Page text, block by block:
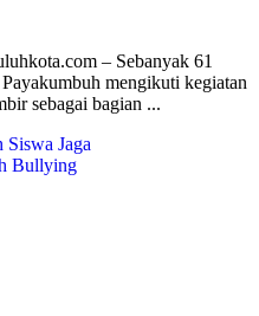
– Sebanyak 61
mengikuti kegiatan
sebagai bagian ...